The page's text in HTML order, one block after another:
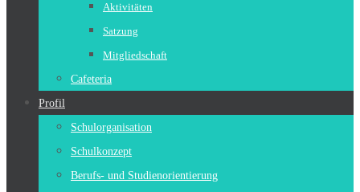
Aktivitäten
Satzung
Mitgliedschaft
Cafeteria
Profil
Schulorganisation
Schulkonzept
Berufs- und Studienorientierung